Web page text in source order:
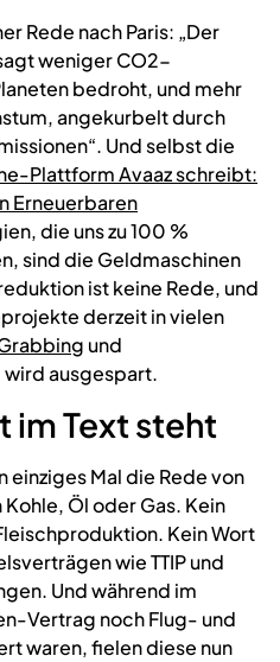
Rede nach Paris: „Der
weniger CO2-
bedroht, und mehr
angekurbelt durch
Und selbst die
Plattform Avaaz schreibt:
Erneuerbaren
die uns zu 100 %
sind die Geldmaschinen
ist keine Rede, und
derzeit in vielen
und
ausgespart.
im Text steht
einziges Mal die Rede von
Öl oder Gas. Kein
Kein Wort
wie TTIP und
Und während im
Vertrag noch Flug- und
waren, fielen diese nun